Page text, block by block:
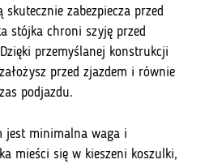
skutecznie zabezpiecza przed
stójka chroni szyję przed
przemyślanej konstrukcji
przed zjazdem i równie
podjazdu.
jest minimalna waga i
mieści się w kieszeni koszulki,